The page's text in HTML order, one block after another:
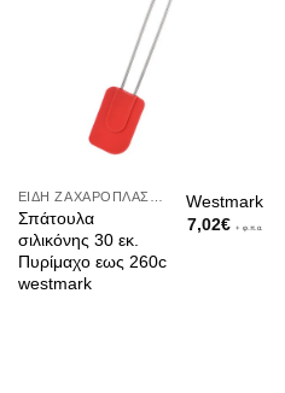
Σπάτουλα
σιλικόνης 30 εκ.
Πυρίμαχο εως 260c
westmark
Westmark
7,02€ + φ.π.α.